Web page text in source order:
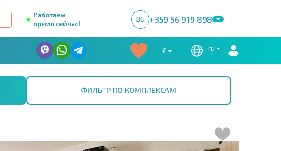
Работаем
прямо сейчас!
BG +359 56 919 898
€ ru
ФИЛЬТР ПО КОМПЛЕКСАМ